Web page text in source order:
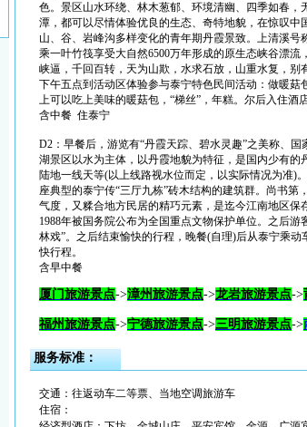
色。景区山水环绕、林木葱郁、环境清幽、四季如春
潭，都可以尽情体验优良的生态、奇特地貌，在惊叹中
山、谷、岩峰沟多样变化的青年期丹霞景致。上清溪
乘一叶竹筏享受大自然6500万年形成的原生态峡谷漂
峡逼，千回百转，天为山欺，水求石放，山重水复，
下午五点到活动区体验参与泰宁特色民间活动：做暖
上可以吃上美味的暖菇包，“梯丝”，年糕。尔后入住酒店
含中餐 住泰宁
D2：早餐后，游览有“丹霞天踪、碧水灵趣”之美称、
湖景区以水为主体，以丹霞地貌为特征，是国内少有
陆地一线天等(以上线路视水位而定，以实际情况为准)
座典型的泰宁传“三厅九栋”砖木结构的建筑群。尚书
气度，又糅合地方民居的精巧元素，是迄今江南地区保
1988年被国务院公布为全国重点文物保护单位。之后
林戏”。之后结束愉快的行程，晚餐(自理)后从泰宁乘动
快行程。
含早中餐
厦门旅游景点->漳州旅游景点->龙岩旅游景点->
福州旅游景点->宁德旅游景点->三明旅游景点->
服务标准：
交通：往返动车二等票、当地空调旅游车
住宿：